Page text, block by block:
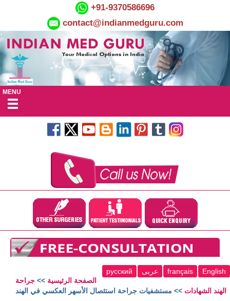
+91-9370586696
contact@indianmedguru.com
MENU
English
français عربى
русский
الصفحة الرئيسية >> جراحة
الهند الشهادات >> مستشفيات جراحة استئصال الأسهر العكسي في الهند